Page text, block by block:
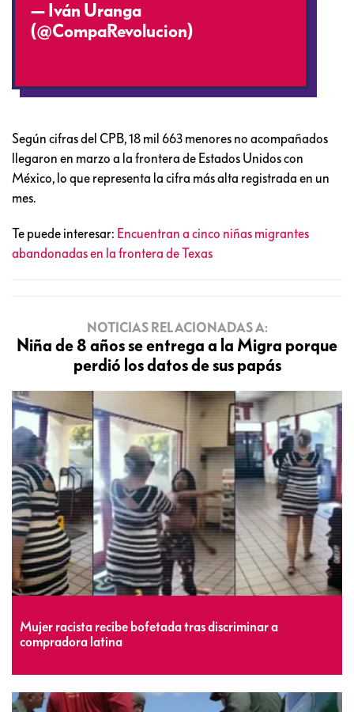
— Iván Uranga
(@CompaRevolucion)
Según cifras del CPB, 18 mil 663 menores no acompañados
llegaron en marzo a la frontera de Estados Unidos con
México, lo que representa la cifra más alta registrada en un
mes.
Te puede interesar: Encuentran a cinco niñas migrantes
abandonadas en la frontera de Texas
NOTICIAS RELACIONADAS A:
Niña de 8 años se entrega a la Migra porque
perdió los datos de sus papás
Mujer racista recibe bofetada tras discriminar a
compradora latina